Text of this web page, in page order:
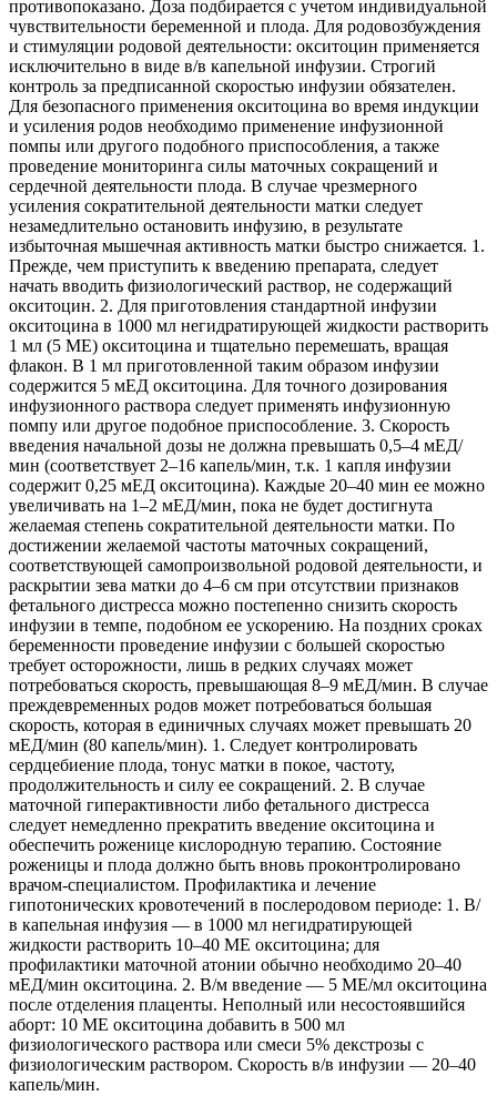
противопоказано. Доза подбирается с учетом индивидуальной
чувствительности беременной и плода. Для родовозбуждения
и стимуляции родовой деятельности: окситоцин применяется
исключительно в виде в/в капельной инфузии. Строгий
контроль за предписанной скоростью инфузии обязателен.
Для безопасного применения окситоцина во время индукции
и усиления родов необходимо применение инфузионной
помпы или другого подобного приспособления, а также
проведение мониторинга силы маточных сокращений и
сердечной деятельности плода. В случае чрезмерного
усиления сократительной деятельности матки следует
незамедлительно остановить инфузию, в результате
избыточная мышечная активность матки быстро снижается. 1.
Прежде, чем приступить к введению препарата, следует
начать вводить физиологический раствор, не содержащий
окситоцин. 2. Для приготовления стандартной инфузии
окситоцина в 1000 мл негидратирующей жидкости растворить
1 мл (5 ME) окситоцина и тщательно перемешать, вращая
флакон. В 1 мл приготовленной таким образом инфузии
содержится 5 мЕД окситоцина. Для точного дозирования
инфузионного раствора следует применять инфузионную
помпу или другое подобное приспособление. 3. Скорость
введения начальной дозы не должна превышать 0,5–4 мЕД/
мин (соответствует 2–16 капель/мин, т.к. 1 капля инфузии
содержит 0,25 мЕД окситоцина). Каждые 20–40 мин ее можно
увеличивать на 1–2 мЕД/мин, пока не будет достигнута
желаемая степень сократительной деятельности матки. По
достижении желаемой частоты маточных сокращений,
соответствующей самопроизвольной родовой деятельности, и
раскрытии зева матки до 4–6 см при отсутствии признаков
фетального дистресса можно постепенно снизить скорость
инфузии в темпе, подобном ее ускорению. На поздних сроках
беременности проведение инфузии с большей скоростью
требует осторожности, лишь в редких случаях может
потребоваться скорость, превышающая 8–9 мЕД/мин. В случае
преждевременных родов может потребоваться бoльшая
скорость, которая в единичных случаях может превышать 20
мЕД/мин (80 капель/мин). 1. Следует контролировать
сердцебиение плода, тонус матки в покое, частоту,
продолжительность и силу ее сокращений. 2. В случае
маточной гиперактивности либо фетального дистресса
следует немедленно прекратить введение окситоцина и
обеспечить роженице кислородную терапию. Состояние
роженицы и плода должно быть вновь проконтролировано
врачом-специалистом. Профилактика и лечение
гипотонических кровотечений в послеродовом периоде: 1. В/
в капельная инфузия — в 1000 мл негидратирующей
жидкости растворить 10–40 ME окситоцина; для
профилактики маточной атонии обычно необходимо 20–40
мЕД/мин окситоцина. 2. В/м введение — 5 МЕ/мл окситоцина
после отделения плаценты. Неполный или несостоявшийся
аборт: 10 МЕ окситоцина добавить в 500 мл
физиологического раствора или смеси 5% декстрозы с
физиологическим раствором. Скорость в/в инфузии — 20–40
капель/мин.